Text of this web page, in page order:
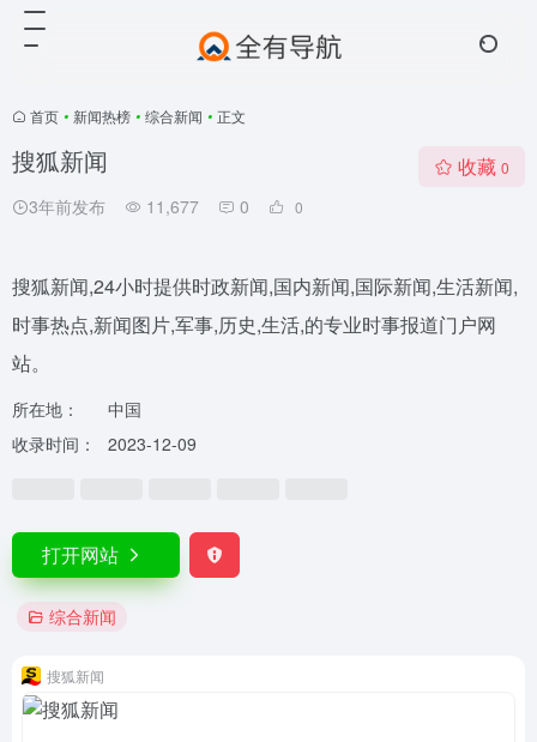
首页 • 新闻热榜 • 综合新闻 • 正文
搜狐新闻
3年前发布 11,677 0 0
收藏 0
搜狐新闻,24小时提供时政新闻,国内新闻,国际新闻,生活新闻,
时事热点,新闻图片,军事,历史,生活,的专业时事报道门户网
站。
所在地：
中国
收录时间：
2023-12-09
打开网站
综合新闻
搜狐新闻